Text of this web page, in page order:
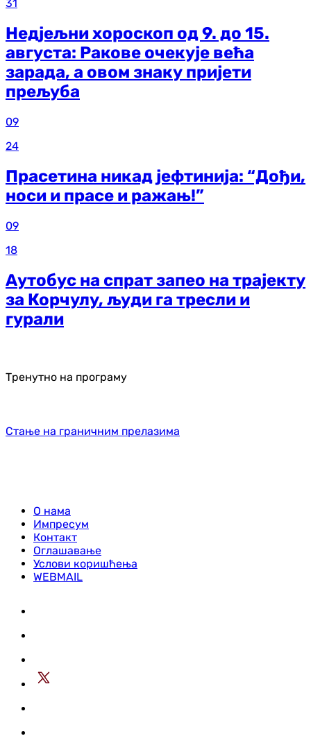
31
Недјељни хороскоп од 9. до 15.
августа: Ракове очекује већа
зарада, а овом знаку пријети
прељуба
09
24
Прасетина никад јефтинија: “Дођи,
носи и прасе и ражањ!”
09
18
Аутобус на спрат запео на трајекту
за Корчулу, људи га тресли и
гурали
Тренутно на програму
Стање на граничним прелазима
О нама
Импресум
Контакт
Оглашавање
Услови коришћења
WEBMAIL